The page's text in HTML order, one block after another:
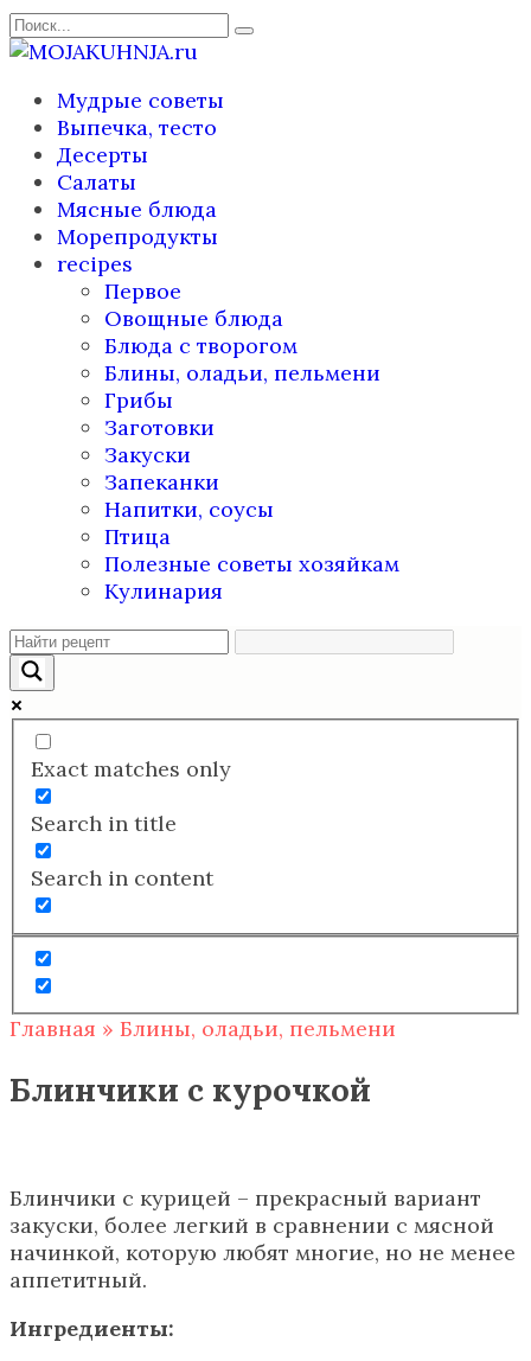
Перейти
к
Search
for:
Мудрые советы
Выпечка, тесто
Десерты
Салаты
Мясные блюда
Морепродукты
recipes
Первое
Овощные блюда
Блюда с творогом
Блины, оладьи, пельмени
Грибы
Заготовки
Закуски
Запеканки
Напитки, соусы
Птица
Полезные советы хозяйкам
Кулинария
Exact matches only
Search in title
Search in content
Главная » Блины, оладьи, пельмени
Блинчики с курочкой
Блинчики с курицей – прекрасный вариант
закуски, более легкий в сравнении с мясной
начинкой, которую любят многие, но не менее
аппетитный.
Ингредиенты: